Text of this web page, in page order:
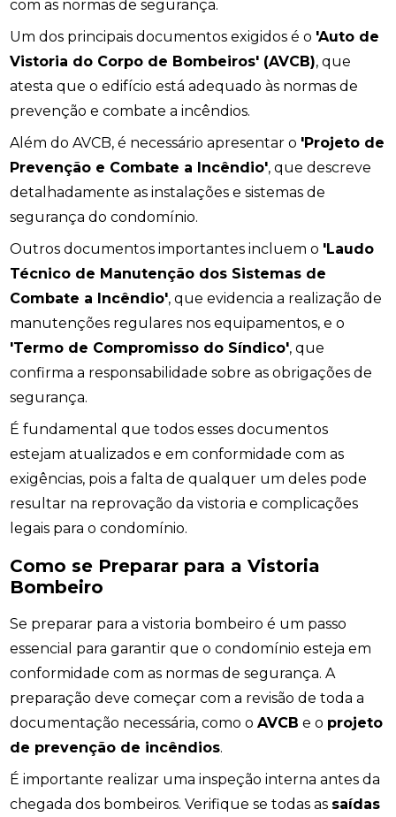
com as normas de segurança.
Um dos principais documentos exigidos é o 'Auto de
Vistoria do Corpo de Bombeiros' (AVCB), que
atesta que o edifício está adequado às normas de
prevenção e combate a incêndios.
Além do AVCB, é necessário apresentar o 'Projeto de
Prevenção e Combate a Incêndio', que descreve
detalhadamente as instalações e sistemas de
segurança do condomínio.
Outros documentos importantes incluem o 'Laudo
Técnico de Manutenção dos Sistemas de
Combate a Incêndio', que evidencia a realização de
manutenções regulares nos equipamentos, e o
'Termo de Compromisso do Síndico', que
confirma a responsabilidade sobre as obrigações de
segurança.
É fundamental que todos esses documentos
estejam atualizados e em conformidade com as
exigências, pois a falta de qualquer um deles pode
resultar na reprovação da vistoria e complicações
legais para o condomínio.
Como se Preparar para a Vistoria
Bombeiro
Se preparar para a vistoria bombeiro é um passo
essencial para garantir que o condomínio esteja em
conformidade com as normas de segurança. A
preparação deve começar com a revisão de toda a
documentação necessária, como oAVCB e o projeto
de prevenção de incêndios.
É importante realizar uma inspeção interna antes da
chegada dos bombeiros. Verifique se todas as saídas